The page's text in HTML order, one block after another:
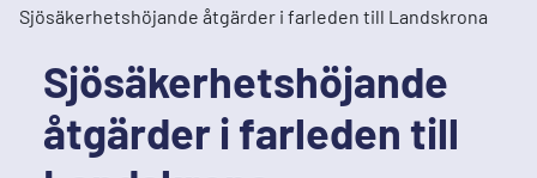
Sjösäkerhetshöjande åtgärder i farleden till Landskrona
Sjösäkerhetshöjande
åtgärder i farleden till